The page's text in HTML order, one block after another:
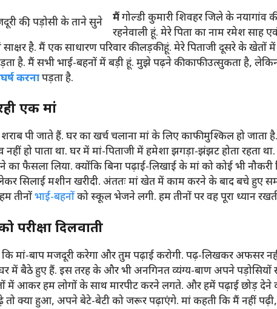
मैंगोल्डी कुमारी शिवहर जिले के नयागांव की
रहनेवाली हूं. मेरे पिता का नाम रमेश साह
है. मैं एक साधारण परिवार की लड़की हूं. मेरे पिताजी दूसरे के खेतों
है. मैं सभी भाई-बहनों में बड़ी हूं. मुझे पढ़ने की काफी उत्सुकता है, लेकिन
करनापड़ता है.
एक मां
पी जाते हैं. घर का खर्च चलाना मां के लिए काफी मुश्किल हो जाता
हो पाता था. घर में मां-पिताजी में हमेशा झगड़ा-झंझट होता रहता
फैसला लिया. क्योंकि बिना पढ़ाई-लिखाई के मां को कोई भी नौकरी
सिलाई मशीन खरीदी. अंततः मां खेत में काम करने के बाद बचे हुए
तीनोंभाई-बहनोंको स्कूल भेजने लगी. हम तीनों पर वह पूरा ध्यान
परीक्षा दिलवाती
मां-बाप मजदूरी करेगा और तुम पढ़ाई करोगी. पढ़-लिखकर अफसर
में बैठे हुए हैं. इस तरह के और भी अनगिनत व्यंग्य-बाण अपने पड़ोसियों
में आकर हम लोगों के साथ मारपीट करने लगते. और हमें पढ़ाई छोड़
तो क्या हुआ, अपने बेटे-बेटी को जरूर पढ़ाएंगे. मां कहती कि मैं नहीं